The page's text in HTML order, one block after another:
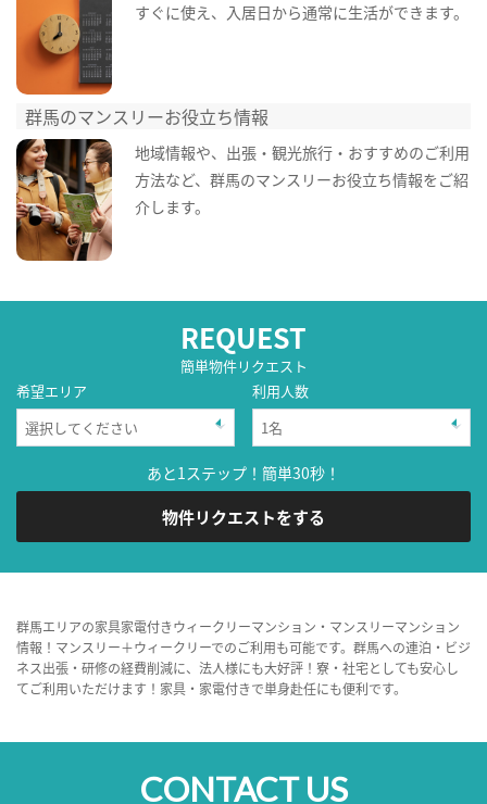
すぐに使え、入居日から通常に生活ができます。
群馬のマンスリーお役立ち情報
地域情報や、出張・観光旅行・おすすめのご利用
方法など、群馬のマンスリーお役立ち情報をご紹
介します。
REQUEST
簡単物件リクエスト
希望エリア
利用人数
あと1ステップ！簡単30秒！
物件リクエストをする
群馬エリアの家具家電付きウィークリーマンション・マンスリーマンション
情報！マンスリー＋ウィークリーでのご利用も可能です。群馬への連泊・ビジ
ネス出張・研修の経費削減に、法人様にも大好評！寮・社宅としても安心し
てご利用いただけます！家具・家電付きで単身赴任にも便利です。
CONTACT US